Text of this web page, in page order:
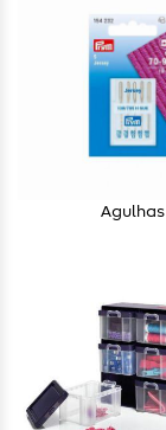
Agulhas